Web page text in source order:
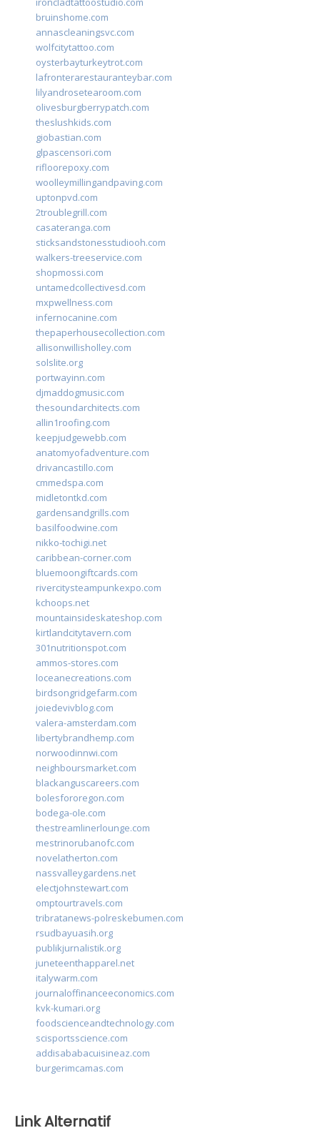
bruinshome.com
annascleaningsvc.com
wolfcitytattoo.com
oysterbayturkeytrot.com
lafronterarestauranteybar.com
lilyandrosetearoom.com
olivesburgberrypatch.com
theslushkids.com
giobastian.com
glpascensori.com
rifloorepoxy.com
woolleymillingandpaving.com
uptonpvd.com
2troublegrill.com
casateranga.com
sticksandstonesstudiooh.com
walkers-treeservice.com
shopmossi.com
untamedcollectivesd.com
mxpwellness.com
infernocanine.com
thepaperhousecollection.com
allisonwillisholley.com
solslite.org
portwayinn.com
djmaddogmusic.com
thesoundarchitects.com
allin1roofing.com
keepjudgewebb.com
anatomyofadventure.com
drivancastillo.com
cmmedspa.com
midletontkd.com
gardensandgrills.com
basilfoodwine.com
nikko-tochigi.net
caribbean-corner.com
bluemoongiftcards.com
rivercitysteampunkexpo.com
kchoops.net
mountainsideskateshop.com
kirtlandcitytavern.com
301nutritionspot.com
ammos-stores.com
loceanecreations.com
birdsongridgefarm.com
joiedevivblog.com
valera-amsterdam.com
libertybrandhemp.com
norwoodinnwi.com
neighboursmarket.com
blackanguscareers.com
bolesfororegon.com
bodega-ole.com
thestreamlinerlounge.com
mestrinorubanofc.com
novelatherton.com
nassvalleygardens.net
electjohnstewart.com
omptourtravels.com
tribratanews-polreskebumen.com
rsudbayuasih.org
publikjurnalistik.org
juneteenthapparel.net
italywarm.com
journaloffinanceeconomics.com
kvk-kumari.org
foodscienceandtechnology.com
scisportsscience.com
addisababacuisineaz.com
burgerimcamas.com
Link Alternatif